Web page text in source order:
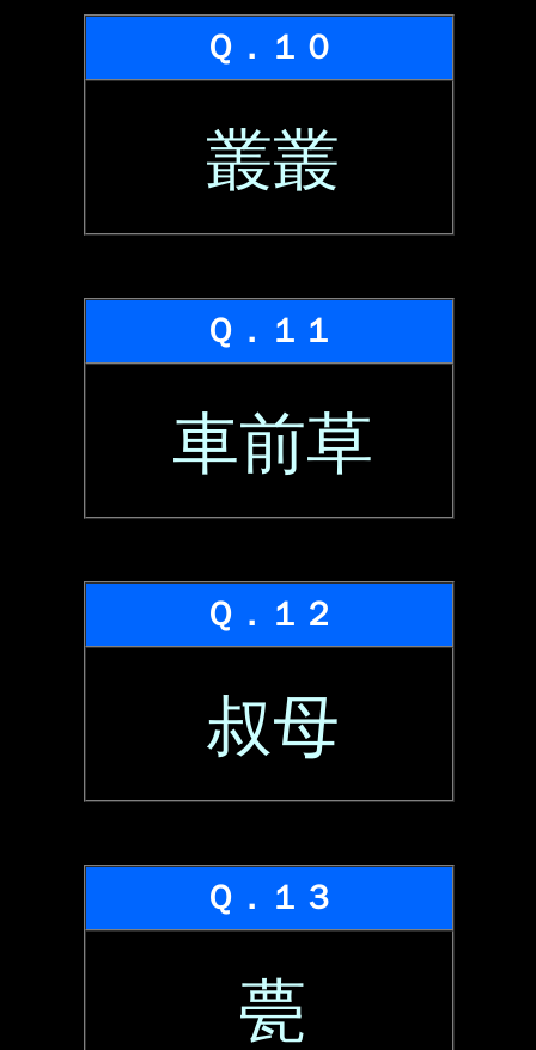
Ｑ．１０
叢叢
Ｑ．１１
車前草
Ｑ．１２
叔母
Ｑ．１３
甍